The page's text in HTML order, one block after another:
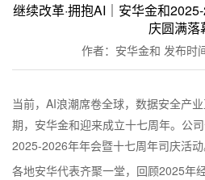
继续改革·拥抱AI｜安华金和
庆圆满落
作者：安华金和 发布时
当前，AI浪潮席卷全球，数据安全产
期，安华金和迎来成立十七周年。公
2025-2026年年会暨十七周年司庆活动
各地安华代表齐聚一堂，回顾2025年